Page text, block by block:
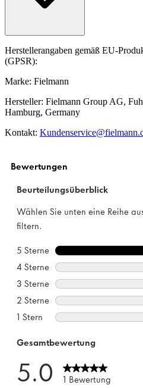
Herstellerangaben gemäß EU-
(GPSR):
Marke: Fielmann
Hersteller: Fielmann Group AG,
Hamburg, Germany
Kontakt: